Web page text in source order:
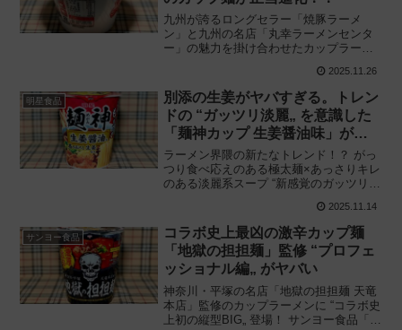
九州が誇るロングセラー「焼豚ラーメ
ン」と九州の名店「丸幸ラーメンセンタ
ー」の魅力を掛け合わせたカップラーメ
ル！ サンポー食品「焼豚ラーメン×丸幸
ラーメン」を食べてみた感想と評価・レ
ビューです。
2025.11.26
明星食品
別添の生姜がヤバすぎる。トレン
ドの “ガッツリ淡麗„ を意識した
「麺神カップ 生姜醤油味」が分
かりやすくウマい！
ラーメン界隈の新たなトレンド！？ がっ
つり食べ応えのある極太麺×あっさりキレ
のある淡麗系スープ “新感覚のガッツリ淡
「明星 麺神（めがみ）カップ 生姜醤油
味」を食べてみた感想と評価・レビュー
です。
2025.11.14
サンヨー食品
コラボ史上最凶の激辛カップ麺
「地獄の担担麺」監修 “プロフェ
ッショナル編„ がヤバい
神奈川・平塚の名店「地獄の担担麺 天竜
本店」監修のカップラーメンに “コラボ史
上初の縦型BIG„ 登場！ サンヨー食品「サ